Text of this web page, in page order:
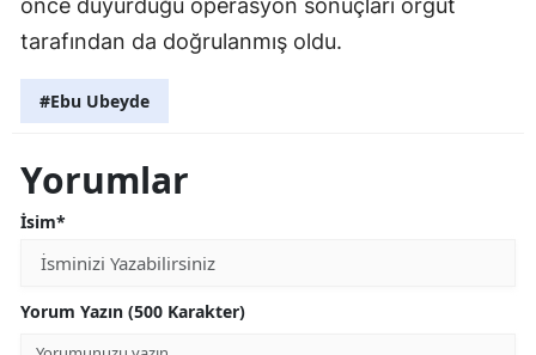
önce duyurduğu operasyon sonuçları örgüt
tarafından da doğrulanmış oldu.
#Ebu Ubeyde
Yorumlar
İsim*
Yorum Yazın (500 Karakter)